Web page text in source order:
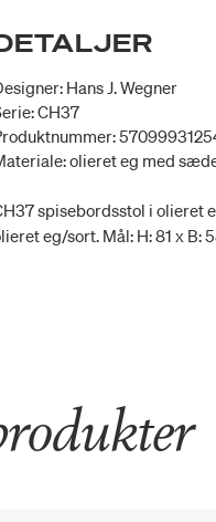
Hans J. Wegner
CH37
olieret eg med
spisebordsstol i olieret
eg/sort. Mål: H: 81 x B: